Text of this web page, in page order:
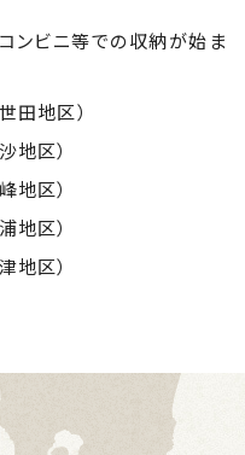
ビニ等での収納が始ま
田地区）
地区）
地区）
地区）
地区）